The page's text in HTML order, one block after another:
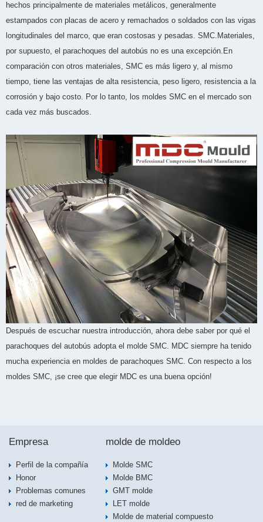
hechos principalmente de materiales metálicos, generalmente
estampados con placas de acero y remachados o soldados con las vigas
longitudinales del marco, que eran costosas y pesadas. SMC.Materiales,
por supuesto, el parachoques del autobús no es una excepción.En
comparación con otros materiales, SMC es más ligero y, al mismo
tiempo, tiene las ventajas de alta resistencia, peso ligero, resistencia a la
corrosión y bajo costo. Por lo tanto, los moldes SMC en el mercado son
cada vez más buscados.
Después de escuchar nuestra introducción, ahora debe saber por qué el
parachoques del autobús adopta el molde SMC. MDC siempre ha tenido
mucha experiencia en moldes de parachoques SMC. Con respecto a los
moldes SMC, ¡se cree que elegir MDC es una buena opción!
Empresa
Perfil de la compañía
Honor
Problemas comunes
red de marketing
molde de moldeo
Molde SMC
Molde BMC
GMT molde
LET molde
Molde de material compuesto